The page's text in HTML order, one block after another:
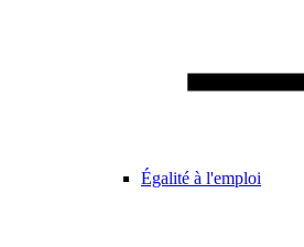
Égalité à l'emploi